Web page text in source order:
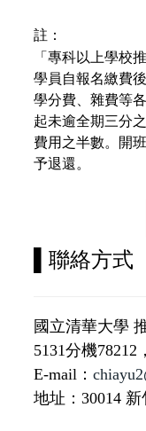
註：
「專科以上學校
學員自報名繳費
學分費、雜費等
起未逾全期三分
費用之半數。開
予退還。
聯絡方式
國立清華大學
5131分機78212
E-mail：
地址：30014